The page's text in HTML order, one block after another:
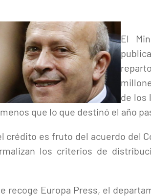
El
de los
que lo que destinó el año
crédito es fruto del acuerdo del
los criterios de
recoge Europa Press, el